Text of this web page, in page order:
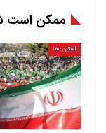
ممکن است
استان ها